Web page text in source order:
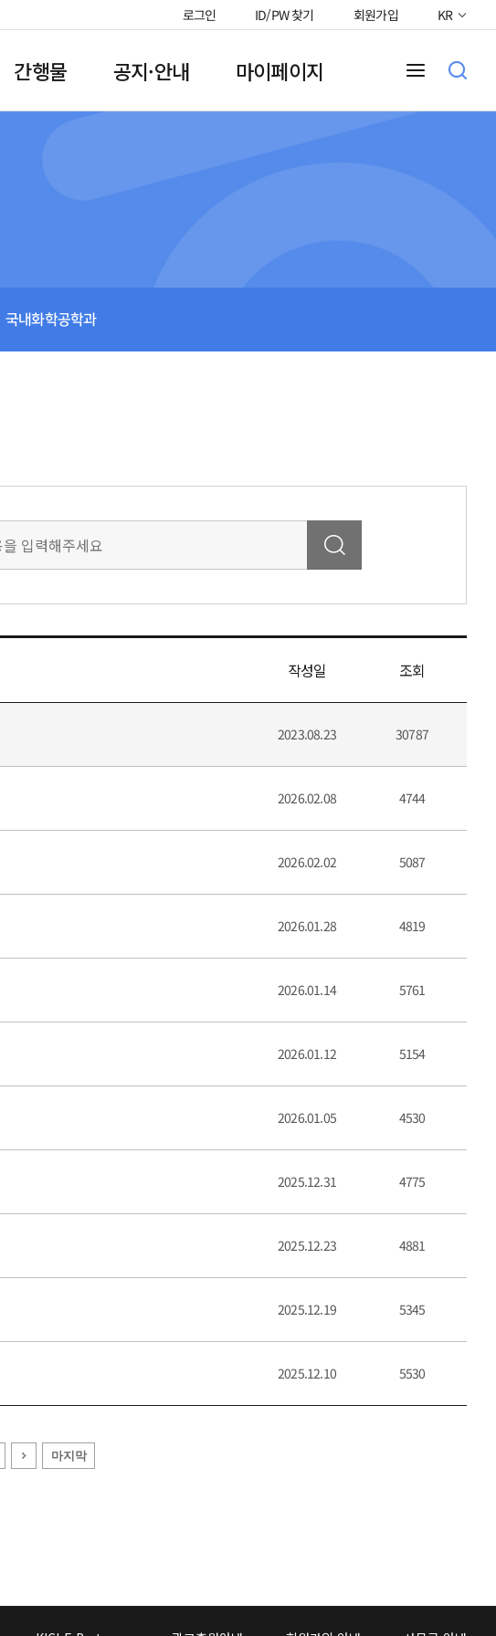
로그인 ID/PW 찾기 회원가입 KR
간행물 공지·안내 마이페이지
국내화학공학과
작성일 조회
2023.08.23 30787
2026.02.08 4744
2026.02.02 5087
2026.01.28 4819
2026.01.14 5761
2026.01.12 5154
2026.01.05 4530
2025.12.31 4775
2025.12.23 4881
2025.12.19 5345
2025.12.10 5530
마지막